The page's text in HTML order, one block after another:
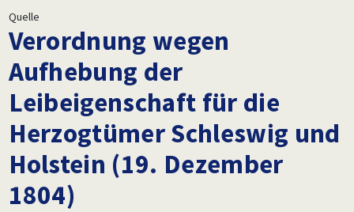
Quelle
Verordnung wegen
Aufhebung der
Leibeigenschaft für die
Herzogtümer Schleswig und
Holstein (19. Dezember
1804)